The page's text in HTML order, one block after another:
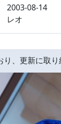
2003-08-14
レオ
、更新に取り